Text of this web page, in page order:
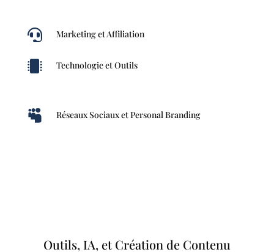
 Marketing et Affiliation
 Technologie et Outils
 Réseaux Sociaux et Personal Branding
Outils, IA, et Création de Contenu